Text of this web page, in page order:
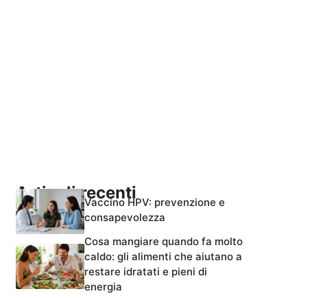
Articoli recentiVaccino HPV: prevenzione e
consapevolezza
Cosa mangiare quando fa molto
caldo: gli alimenti che aiutano a
restare idratati e pieni di
energia